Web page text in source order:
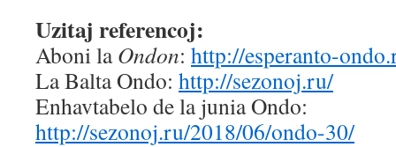
Uzitaj referencoj:
Aboni laOndon: http://esperanto-
La Balta Ondo: http://sezonoj.ru/
Enhavtabelo de la junia Ondo:
http://sezonoj.ru/2018/06/ondo-30/